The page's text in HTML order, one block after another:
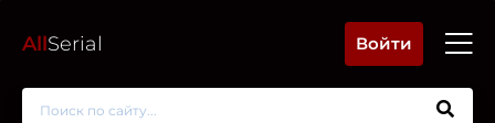
AllSerial Войти